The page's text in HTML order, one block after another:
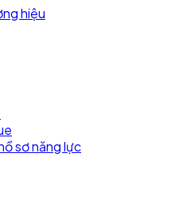
hiệu
sơ năng lực